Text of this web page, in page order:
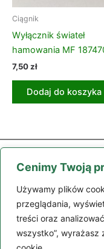
Cenimy Twoją
Używamy plików
przeglądania,
treści oraz
wszystko”, wyrażasz
Ciągnik
Wyłącznik świateł
hamowania MF
7,50zł
Dodaj do koszyka
Części Maszyny